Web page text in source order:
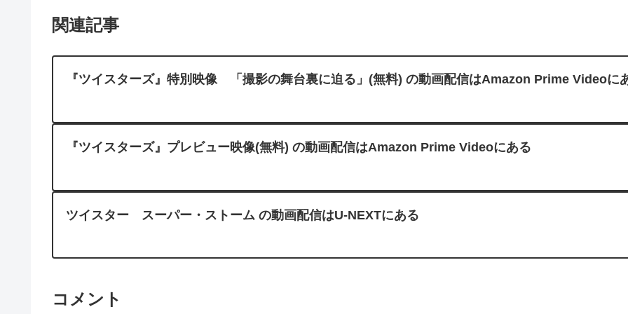
関連記事
『ツイスターズ』特別映像 「撮影の舞台裏に迫る」(無料) の動画配信はAmazon Prime Videoに
『ツイスターズ』プレビュー映像(無料) の動画配信はAmazon Prime Videoにある
ツイスター スーパー・ストーム の動画配信はU-NEXTにある
コメント